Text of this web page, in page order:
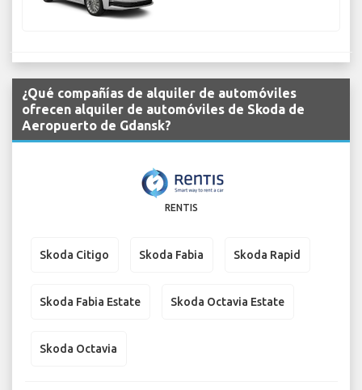
¿Qué compañías de alquiler de automóviles
ofrecen alquiler de automóviles de Skoda de
Aeropuerto de Gdansk?
RENTIS
Skoda Citigo Skoda Fabia Skoda Rapid
Skoda Fabia Estate Skoda Octavia Estate
Skoda Octavia